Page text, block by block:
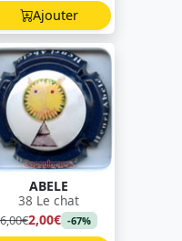
Ajouter
ABELE
38 Le chat
6,00€2,00€ -67%